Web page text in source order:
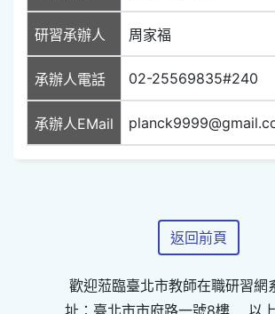
研習承辦人 周家福
承辦人電話 02-25569835#240
承辦人EMail
返回前頁
歡迎蒞臨臺北市教師在職研習
址：臺北市市府路一號8樓 以